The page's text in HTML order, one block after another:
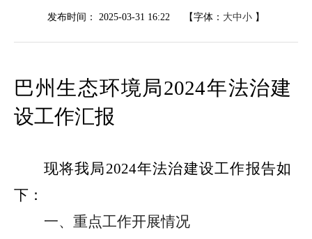
发布时间： 2025-03-31 16:22 【字体： 大中小 】
巴州生态环境局2024年法治建
设工作汇报
现将我局2024年法治建设工作报告如
下：
一、重点工作开展情况